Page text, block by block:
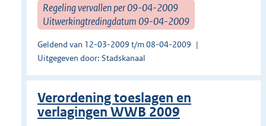
Regeling vervallen per 09-04-2009
Uitwerkingtredingdatum 09-04-2009
Geldend van 12-03-2009 t/m 08-04-2009
Uitgegeven door: Stadskanaal
Verordening toeslagen en
verlagingen WWB 2009